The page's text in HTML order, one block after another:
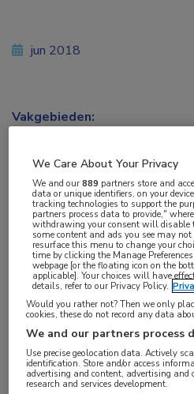
Een fout in hetLRP10-gen
ziekte van Parkinson en
ontdekte een
onder leiding van prof. dr.
jun 2018
Vakgebieden:
Aandachtsgebieden:
Bewegingsstoornissen,
Tags:
alfa-synucleïne,genetica,lewy
We Care About Your Privacy
We and our889 partners store and
data or unique identifiers, on your
tracking technologies to support the
partners process data to provide,"
withdrawing your consent will disable
some content and ads you see may
resurface this menu to change your
time by clicking the Manage
webpage [or the floating icon on the
applicable]. Your choices will have
details, refer to our Privacy Policy.
Would you rather not? Then we only
cookies, these do not record any data
We and our partners process
Use precise geolocation data. Actively
identification. Store and/or access
advertising and content, advertising and
research and services development.